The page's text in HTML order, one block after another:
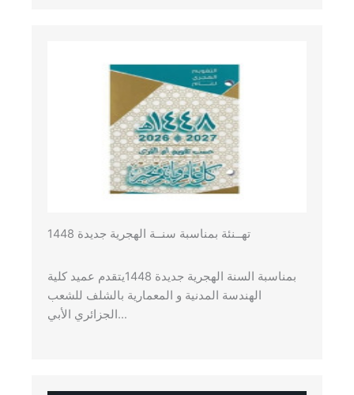
1448 تهــنئة بمناسبة سنــة الهجرية جديدة
بمناسبة السنة الهجرية جديدة 1448يتقدم عميد كلية
الهندسة المدنية و المعمارية بالشلف للشعب
الجزائري الأبي…